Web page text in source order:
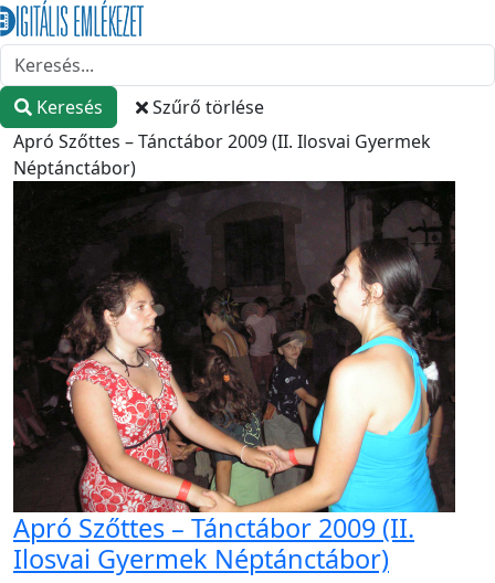
Keresés
Szűrő törlése
Apró Szőttes – Tánctábor 2009 (II. Ilosvai Gyermek
Néptánctábor)
Apró Szőttes – Tánctábor 2009 (II.
Ilosvai Gyermek Néptánctábor)